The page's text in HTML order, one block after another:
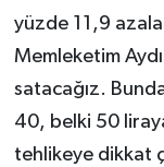
yüzde 11,9
Memleketim
satacağız.
40, belki 50
tehlikeye dikkat